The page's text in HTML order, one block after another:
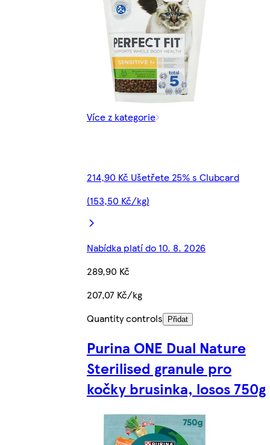
Více z kategorie
214,90 Kč Ušetřete 25% s Clubcard
(153,50 Kč/kg)
Nabídka platí do 10. 8. 2026
289,90 Kč
207,07 Kč/kg
Quantity controls
Přidat
Purina ONE Dual Nature
Sterilised granule pro
kočky brusinka, losos 750g